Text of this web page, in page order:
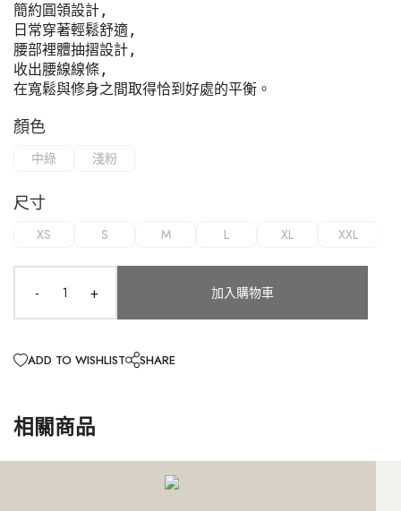
DE NOVO
連身款
外套
下身
連身款
外套
上身
下身
連身款
外套
DE NOVO
上身
下身
連身款
外套
網紅推薦款
紅豆推薦專區
培培推薦專區
小田推薦專區
SALE
網路限定價
精選特惠4折
abito
DE NOVO
上身
下身
連身款
外套
所有商品
上身
下身
連身款
abito
所有商品
上身
下身
DE NOVO
所有商品
上身
(LOOKBOOK)
網紅推薦款
超值入手價
簡約圓領設計,
日常穿著輕鬆舒適,
腰部裡體抽摺設計,
收出腰線線條,
在寬鬆與修身之間取得恰到好處的平衡。
顏色
中綠 淺粉
尺寸
XS S M L XL XXL
- + 加入購物車
ADD TO WISHLIST SHARE
相關商品